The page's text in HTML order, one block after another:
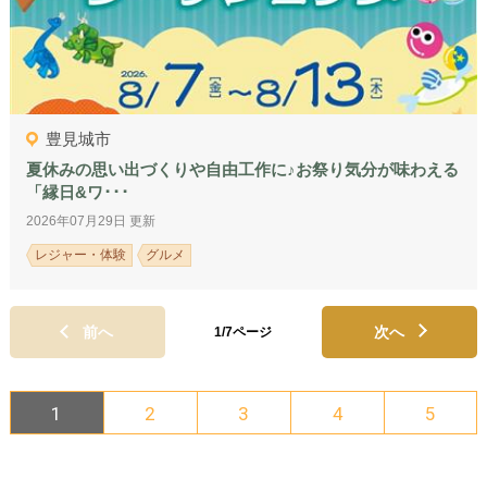
豊見城市
夏休みの思い出づくりや自由工作に♪お祭り気分が味わえる
「縁日&ワ･･･
2026年07月29日 更新
レジャー・体験 グルメ
前へ 1/7ページ 次へ
1 2 3 4 5